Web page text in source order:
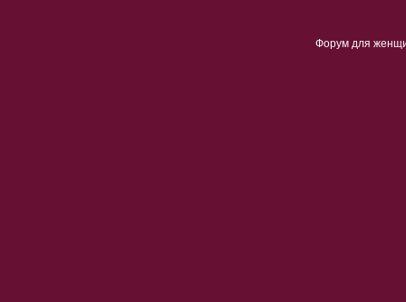
Форум для